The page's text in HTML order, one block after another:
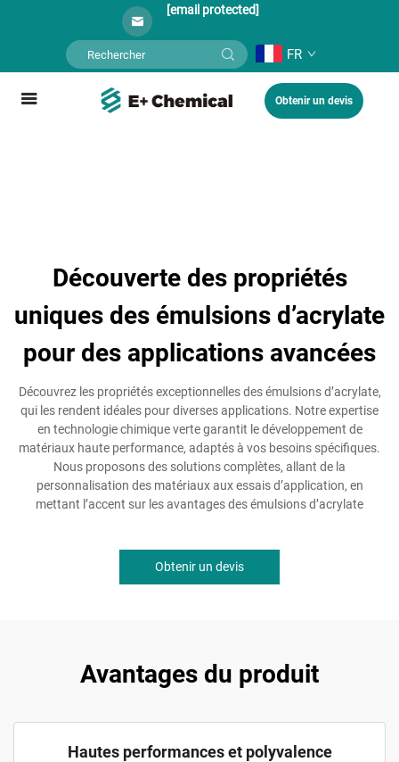
[email protected]
FR
Obtenir un devis
Découverte des propriétés
uniques des émulsions d’acrylate
pour des applications avancées
Découvrez les propriétés exceptionnelles des émulsions d’acrylate,
qui les rendent idéales pour diverses applications. Notre expertise
en technologie chimique verte garantit le développement de
matériaux haute performance, adaptés à vos besoins spécifiques.
Nous proposons des solutions complètes, allant de la
personnalisation des matériaux aux essais d’application, en
mettant l’accent sur les avantages des émulsions d’acrylate
Obtenir un devis
Avantages du produit
Hautes performances et polyvalence